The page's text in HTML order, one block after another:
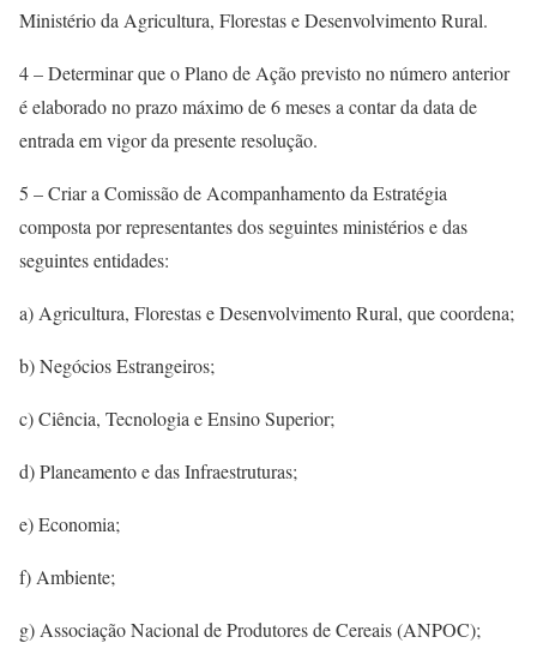
Ministério da Agricultura, Florestas e Desenvolvimento Rural.
4 – Determinar que o Plano de Ação previsto no número anterior
é elaborado no prazo máximo de 6 meses a contar da data de
entrada em vigor da presente resolução.
5 – Criar a Comissão de Acompanhamento da Estratégia
composta por representantes dos seguintes ministérios e das
seguintes entidades:
a) Agricultura, Florestas e Desenvolvimento Rural, que coordena;
b) Negócios Estrangeiros;
c) Ciência, Tecnologia e Ensino Superior;
d) Planeamento e das Infraestruturas;
e) Economia;
f) Ambiente;
g) Associação Nacional de Produtores de Cereais (ANPOC);